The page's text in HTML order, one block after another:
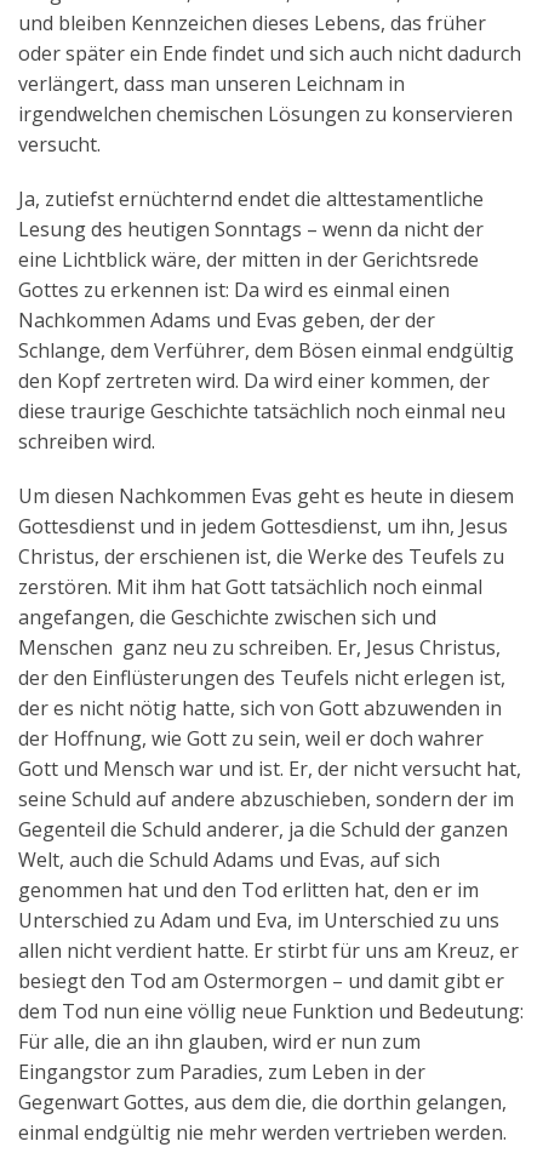
und bleiben Kennzeichen dieses Lebens, das früher
oder später ein Ende findet und sich auch nicht dadurch
verlängert, dass man unseren Leichnam in
irgendwelchen chemischen Lösungen zu konservieren
versucht.
Ja, zutiefst ernüchternd endet die alttestamentliche
Lesung des heutigen Sonntags – wenn da nicht der
eine Lichtblick wäre, der mitten in der Gerichtsrede
Gottes zu erkennen ist: Da wird es einmal einen
Nachkommen Adams und Evas geben, der der
Schlange, dem Verführer, dem Bösen einmal endgültig
den Kopf zertreten wird. Da wird einer kommen, der
diese traurige Geschichte tatsächlich noch einmal neu
schreiben wird.
Um diesen Nachkommen Evas geht es heute in diesem
Gottesdienst und in jedem Gottesdienst, um ihn, Jesus
Christus, der erschienen ist, die Werke des Teufels zu
zerstören. Mit ihm hat Gott tatsächlich noch einmal
angefangen, die Geschichte zwischen sich und
Menschen ganz neu zu schreiben. Er, Jesus Christus,
der den Einflüsterungen des Teufels nicht erlegen ist,
der es nicht nötig hatte, sich von Gott abzuwenden in
der Hoffnung, wie Gott zu sein, weil er doch wahrer
Gott und Mensch war und ist. Er, der nicht versucht hat,
seine Schuld auf andere abzuschieben, sondern der im
Gegenteil die Schuld anderer, ja die Schuld der ganzen
Welt, auch die Schuld Adams und Evas, auf sich
genommen hat und den Tod erlitten hat, den er im
Unterschied zu Adam und Eva, im Unterschied zu uns
allen nicht verdient hatte. Er stirbt für uns am Kreuz, er
besiegt den Tod am Ostermorgen – und damit gibt er
dem Tod nun eine völlig neue Funktion und Bedeutung:
Für alle, die an ihn glauben, wird er nun zum
Eingangstor zum Paradies, zum Leben in der
Gegenwart Gottes, aus dem die, die dorthin gelangen,
einmal endgültig nie mehr werden vertrieben werden.